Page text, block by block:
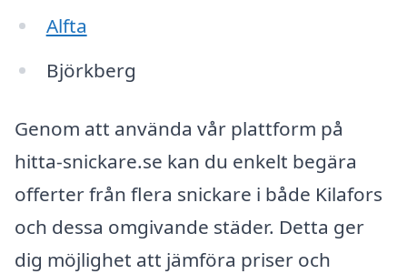
Alfta
Björkberg
Genom att använda vår plattform på
hitta-snickare.se kan du enkelt begära
offerter från flera snickare i både Kilafors
och dessa omgivande städer. Detta ger
dig möjlighet att jämföra priser och